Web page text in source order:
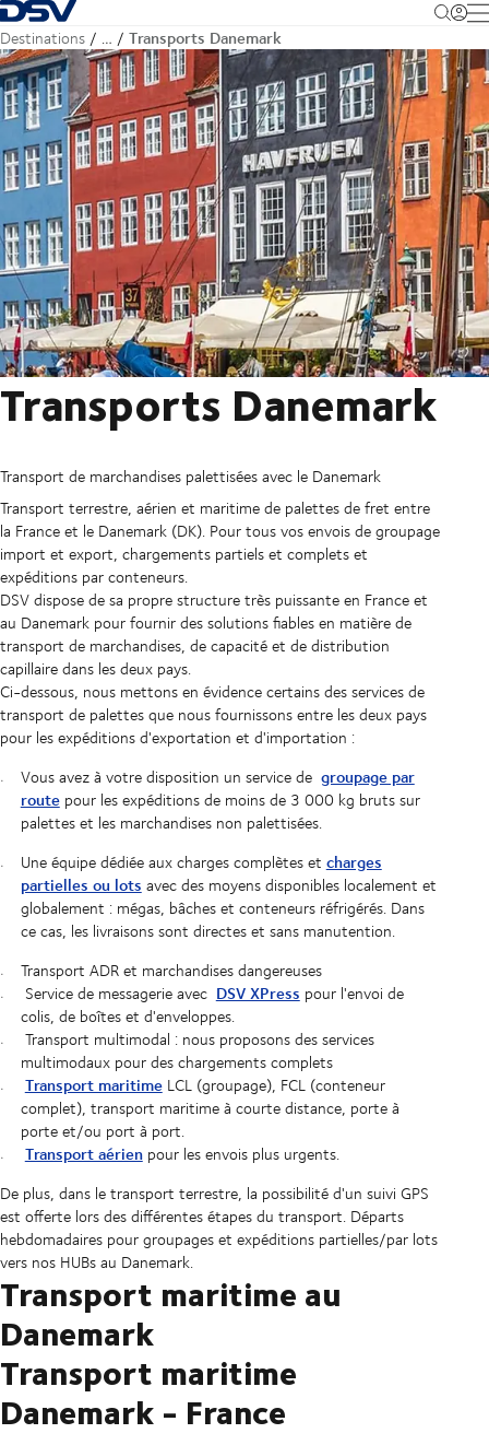
Retour à la page d'accueil
Destinations … Transports Danemark
Transports Danemark
Transport de marchandises palettisées avec le Danemark
Transport terrestre, aérien et maritime de palettes de fret entre
la France et le Danemark (DK). Pour tous vos envois de groupage
import et export, chargements partiels et complets et
expéditions par conteneurs.
DSV dispose de sa propre structure très puissante en France et
au Danemark pour fournir des solutions fiables en matière de
transport de marchandises, de capacité et de distribution
capillaire dans les deux pays.
Ci-dessous, nous mettons en évidence certains des services de
transport de palettes que nous fournissons entre les deux pays
pour les expéditions d'exportation et d'importation :
Vous avez à votre disposition un service de groupage par
routepour les expéditions de moins de 3 000 kg bruts sur
palettes et les marchandises non palettisées.
Une équipe dédiée aux charges complètes et charges
partielles ou lots avec des moyens disponibles localement et
globalement : mégas, bâches et conteneurs réfrigérés. Dans
ce cas, les livraisons sont directes et sans manutention.
Transport ADR et marchandises dangereuses
Service de messagerie avec DSV XPress pour l'envoi de
colis, de boîtes et d'enveloppes.
Transport multimodal : nous proposons des services
multimodaux pour des chargements complets
Transport maritimeLCL (groupage), FCL (conteneur
complet), transport maritime à courte distance, porte à
porte et/ou port à port.
Transport aérienpour les envois plus urgents.
De plus, dans le transport terrestre, la possibilité d'un suivi GPS
est offerte lors des différentes étapes du transport. Départs
hebdomadaires pour groupages et expéditions partielles/par lots
vers nos HUBs au Danemark.
Transport maritime au
Danemark
Transport maritime
Danemark - France